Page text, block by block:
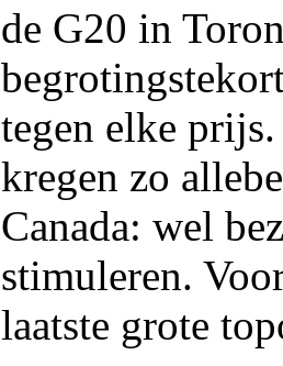
de G20 in
tegen elke
kregen zo
Canada: wel
stimuleren.
laatste grote